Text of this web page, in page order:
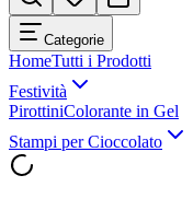
Categorie
HomeTutti i Prodotti
Festività
PirottiniColorante in Gel
Stampi per Cioccolato